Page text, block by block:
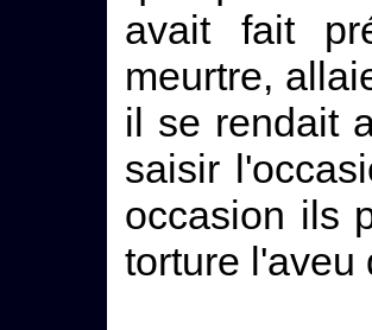
avait fait
meurtre,
il se rendait
saisir
occasion ils
torture l'aveu